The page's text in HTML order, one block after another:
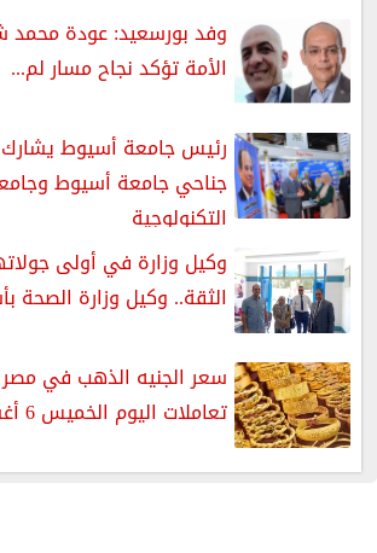
وفد بورسعيد: عودة محمد
الأمة تؤكد نجاح مسار لم...
رئيس جامعة أسيوط
جناحي جامعة أسيوط
التكنولوجية
وكيل وزارة في أولى
الثقة.. وكيل وزارة الصحة
سعر الجنيه الذهب في مصر
تعاملات اليوم الخميس 6 أغسطس...